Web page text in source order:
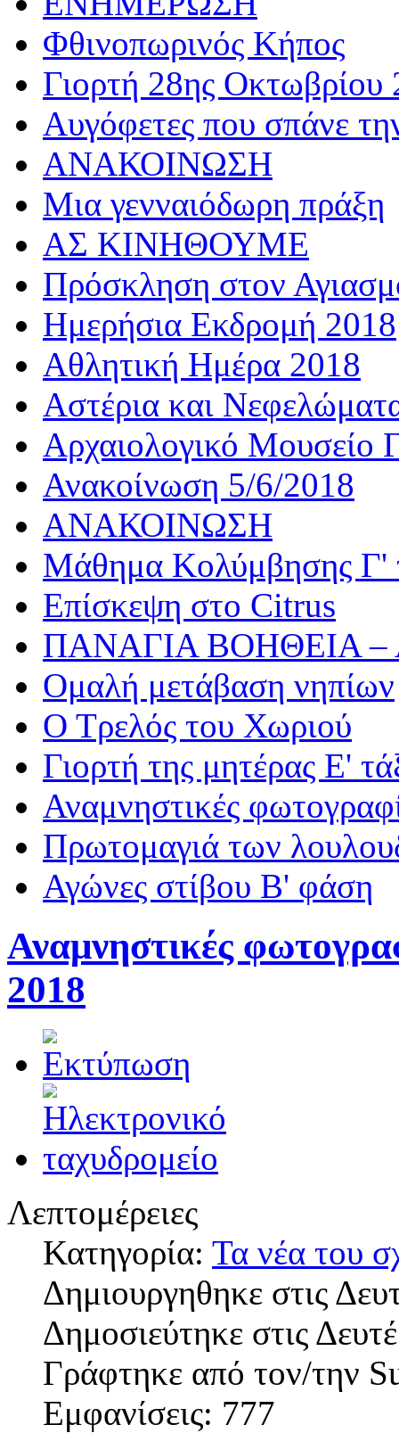
Φθινοπωρινός Κήπος
Γιορτή 28ης Οκτωβρίου
Αυγόφετες που σπάνε
ΑΝΑΚΟΙΝΩΣΗ
Μια γενναιόδωρη πράξη
ΑΣ ΚΙΝΗΘΟΥΜΕ
Πρόσκληση στον
Ημερήσια Εκδρομή 2018
Αθλητική Ημέρα 2018
Αστέρια και
Αρχαιολογικό Μουσείο
Ανακοίνωση 5/6/2018
ΑΝΑΚΟΙΝΩΣΗ
Μάθημα Κολύμβησης Γ'
Επίσκεψη στο Citrus
ΠΑΝΑΓΙΑ ΒΟΗΘΕΙΑ
Ομαλή μετάβαση νηπίων
Ο Τρελός του Χωριού
Γιορτή της μητέρας Ε'
Αναμνηστικές
Πρωτομαγιά των
Αγώνες στίβου Β' φάση
Αναμνηστικές
2018
Λεπτομέρειες
Κατηγορία: Τα νέα του
Δημιουργηθηκε στις
Δημοσιεύτηκε στις
Γράφτηκε από τον/την
Εμφανίσεις: 777